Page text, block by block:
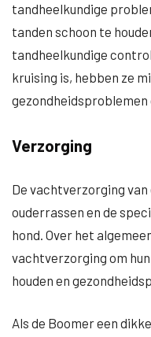
tandheelkundige
tanden schoon te
tandheelkundige
kruising is, hebben ze
gezondheidsproblemen
Verzorging
De vachtverzorging
ouderrassen en de
hond. Over het
vachtverzorging om
houden en
Als de Boomer een